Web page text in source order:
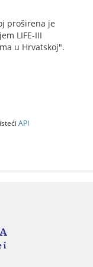
proširena je
LIFE-III
u Hrvatskoj".
API